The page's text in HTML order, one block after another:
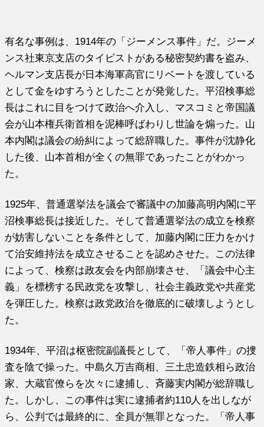
有名な事例は、1914年の「ジーメンス事件」だ。ジーメ
ンス社東京支店のタイピストがある秘密契約書を盗み、
ヘルマン支店長が日本海軍高官にリベートを渡している
として金をゆすろうとしたことが発覚した。平沼検事総
長はこれに目をつけて政治へ介入し、マスコミと帝国議
会が山本権兵衛首相を泥棒呼ばわりし世論を煽った。山
本内閣は議会の紛糾によって総辞職した。事件が沈静化
した後、山本首相が全くの無罪であったことがわかっ
た。
1925年、普通選挙法を議会で審議中の加藤高明内閣に平
沼検事総長は接近した。そして普通選挙法の成立を検察
が妨害しないことを条件として、加藤内閣に圧力をかけ
て治安維持法を成立させることを認めさせた。この法律
によって、検察は政友会を内部崩壊させ、「議会中心主
義」を標榜する民政党を攻撃し、社会主義政党や共産党
を弾圧した。検察は政党政治を徹底的に破壊しようとし
た。
1934年、平沼は枢密院副議長として、「帝人事件」の捜
査を陰で操った。中島久万吉商相、三土忠造鉄相ら政治
家、大蔵官僚らを次々に逮捕し、斉藤実内閣が総辞職し
た。しかし、この事件は実に逮捕者約110人を出しなが
ら、公判では最終的に、全員が無罪となった。「帝人事